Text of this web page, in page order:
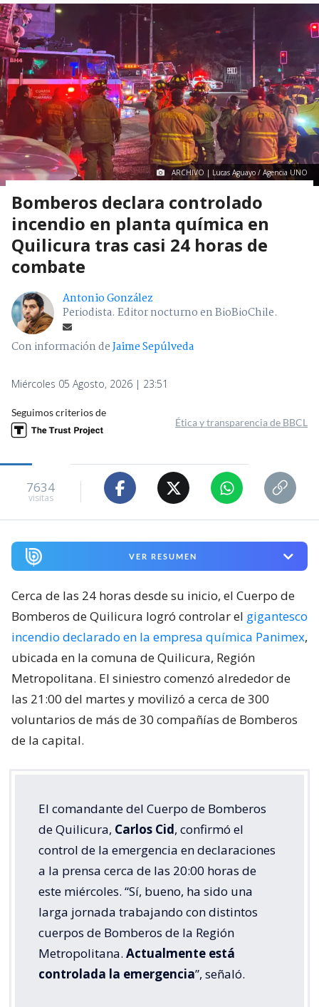
ARCHIVO | Lucas Aguayo / Agencia UNO
Bomberos declara controlado
incendio en planta química en
Quilicura tras casi 24 horas de
combate
Antonio González
Periodista. Editor nocturno en BioBioChile.
Con información deJaime Sepúlveda
Miércoles 05 Agosto, 2026 | 23:51
Seguimos criterios de
Ética y transparencia de BBCL
7634
visitas
VER RESUMEN
Cerca de las 24 horas desde su inicio, el Cuerpo de
Bomberos de Quilicura logró controlar el gigantesco
incendio declarado en la empresa química Panimex,
ubicada en la comuna de Quilicura, Región
Metropolitana. El siniestro comenzó alrededor de
las 21:00 del martes y movilizó a cerca de 300
voluntarios de más de 30 compañías de Bomberos
de la capital.
El comandante del Cuerpo de Bomberos
de Quilicura, Carlos Cid, confirmó el
control de la emergencia en declaraciones
a la prensa cerca de las 20:00 horas de
este miércoles. “Sí, bueno, ha sido una
larga jornada trabajando con distintos
cuerpos de Bomberos de la Región
Metropolitana. Actualmente está
controlada la emergencia”, señaló.